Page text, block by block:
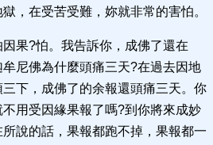
，在受苦受難，妳就非常的害怕。
果?怕。我告訴你，成佛了還在
牟尼佛為什麼頭痛三天?在過去因地
下，成佛了的余報還頭痛三天。你
用受因緣果報了嗎?到你將來成妙
說的話，果報都跑不掉，果報都一